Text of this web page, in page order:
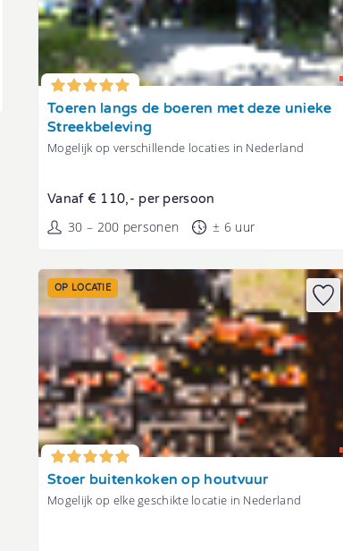
Tonen
Toeren langs de boeren met deze unieke
Streekbeleving
Mogelijk op verschillende locaties in Nederland
Vanaf € 110,- per persoon
30 – 200 personen ± 6 uur
Tonen
OP LOCATIE
Stoer buitenkoken op houtvuur
Mogelijk op elke geschikte locatie in Nederland